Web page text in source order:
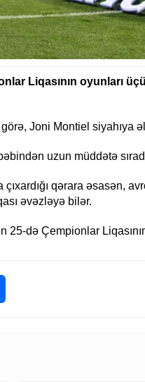
Liqasının oyunları
Joni Montiel siyahıya
uzun müddətə
qərara əsasən,
əvəzləyə bilər.
25-də Çempionlar